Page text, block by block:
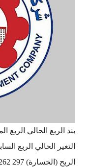
بند الربع الحالي الربع
التغير الحالي الربع